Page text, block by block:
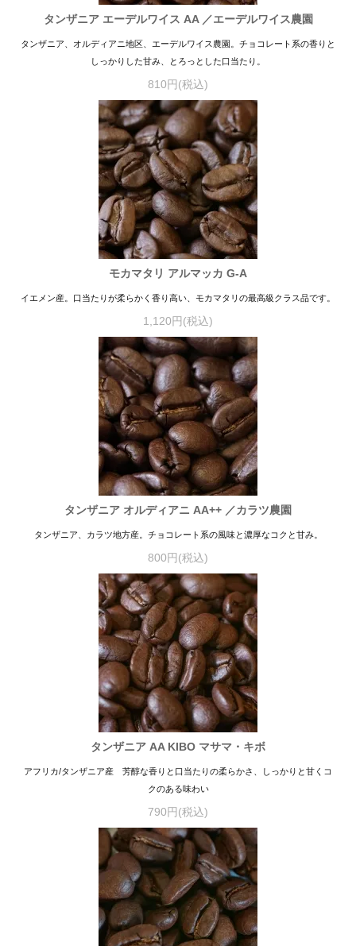
タンザニア エーデルワイス AA ／エーデルワイス農園
タンザニア、オルディアニ地区、エーデルワイス農園。チョコレート系の香りと
しっかりした甘み、とろっとした口当たり。
810円(税込)
モカマタリ アルマッカ G-A
イエメン産。口当たりが柔らかく香り高い、モカマタリの最高級クラス品です。
1,120円(税込)
タンザニア オルディアニ AA++ ／カラツ農園
タンザニア、カラツ地方産。チョコレート系の風味と濃厚なコクと甘み。
800円(税込)
タンザニア AA KIBO マサマ・キボ
アフリカ/タンザニア産 芳醇な香りと口当たりの柔らかさ、しっかりと甘くコ
クのある味わい
790円(税込)